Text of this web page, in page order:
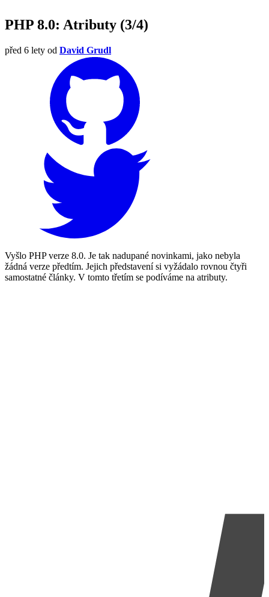
PHP 8.0: Atributy (3/4)
před 6 lety od David Grudl
Vyšlo PHP verze 8.0. Je tak nadupané novinkami, jako nebyla
žádná verze předtím. Jejich představení si vyžádalo rovnou čtyři
samostatné články. V tomto třetím se podíváme na atributy.